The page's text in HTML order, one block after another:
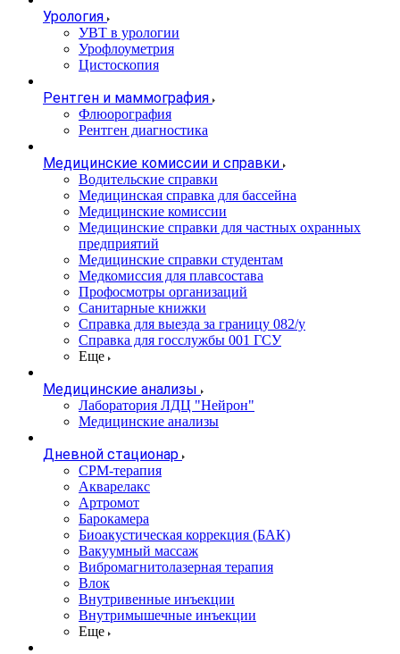
Урология
УВТ в урологии
Урофлоуметрия
Цистоскопия
Рентген и маммография
Флюорография
Рентген диагностика
Медицинские комиссии и справки
Водительские справки
Медицинская справка для бассейна
Медицинские комиссии
Медицинские справки для частных охранных
предприятий
Медицинские справки студентам
Медкомиссия для плавсостава
Профосмотры организаций
Санитарные книжки
Справка для выезда за границу 082/у
Справка для госслужбы 001 ГСУ
Еще
Медицинские анализы
Лаборатория ЛДЦ "Нейрон"
Медицинские анализы
Дневной стационар
CPM-терапия
Акварелакс
Артромот
Барокамера
Биоакустическая коррекция (БАК)
Вакуумный массаж
Вибромагнитолазерная терапия
Влок
Внутривенные инъекции
Внутримышечные инъекции
Еще